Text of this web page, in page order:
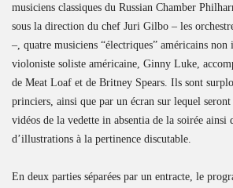
musiciens classiques du Russian Chamber
sous la direction du chef Juri Gilbo – les
–, quatre musiciens “électriques” américains
violoniste soliste américaine, Ginny Luke,
de Meat Loaf et de Britney Spears. Ils sont
princiers, ainsi que par un écran sur lequel seront
vidéos de la vedette in absentia de la soirée ainsi
d’illustrations à la pertinence discutable.
En deux parties séparées par un entracte, le